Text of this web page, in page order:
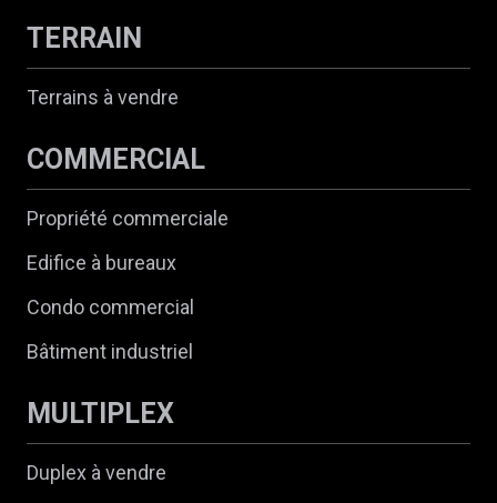
TERRAIN
Terrains à vendre
COMMERCIAL
Propriété commerciale
Edifice à bureaux
Condo commercial
Bâtiment industriel
MULTIPLEX
Duplex à vendre